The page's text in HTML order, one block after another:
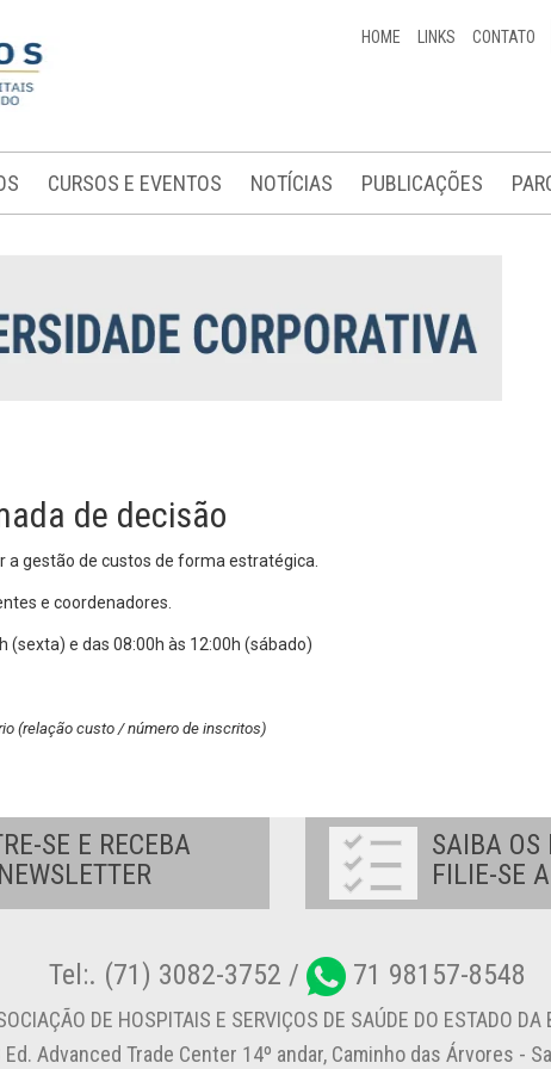
HOME LINKS CONTATO
CURSOS E EVENTOS NOTÍCIAS PUBLICAÇÕES
de decisão
a gestão de custos de forma estratégica.
e coordenadores.
(sexta) e das 08:00h às 12:00h (sábado)
(relação custo / número de inscritos)
SE E RECEBA
SAIBA OS
FILIE-SE
Tel:. (71) 3082-3752 / 71 98157-8548
DE HOSPITAIS E SERVIÇOS DE SAÚDE DO ESTADO DA
Advanced Trade Center 14º andar, Caminho das Árvores -